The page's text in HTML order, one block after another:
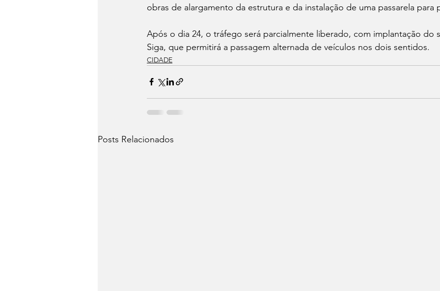
obras de alargamento da estrutura e da instalação de uma passarela para
Após o dia 24, o tráfego será parcialmente liberado, com implantação do
Siga, que permitirá a passagem alternada de veículos nos dois sentidos.
CIDADE
Posts Relacionados